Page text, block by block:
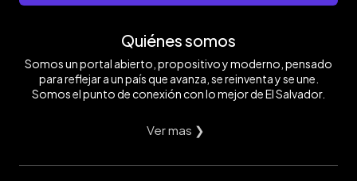
Quiénes somos
Somos un portal abierto, propositivo y moderno, pensado
para reflejar a un país que avanza, se reinventa y se une.
Somos el punto de conexión con lo mejor de El Salvador.
Ver mas ❯